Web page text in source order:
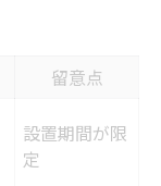
留意点
設置期間が限
定